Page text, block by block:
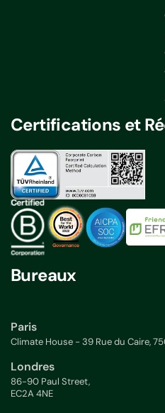
Certifications et
Bureaux
Paris
Climate House - 39 Rue du Caire,
Londres
86-90 Paul Street,
EC2A 4NE